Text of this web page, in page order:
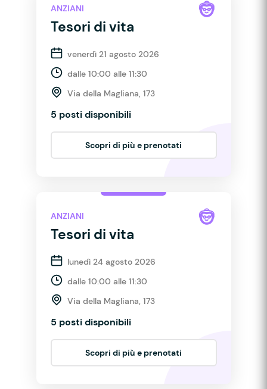
ANZIANI
Tesori di vita
venerdì 21 agosto 2026
dalle 10:00 alle 11:30
Via della Magliana, 173
5 posti disponibili
Scopri di più e prenotati
ANZIANI
Tesori di vita
lunedì 24 agosto 2026
dalle 10:00 alle 11:30
Via della Magliana, 173
5 posti disponibili
Scopri di più e prenotati